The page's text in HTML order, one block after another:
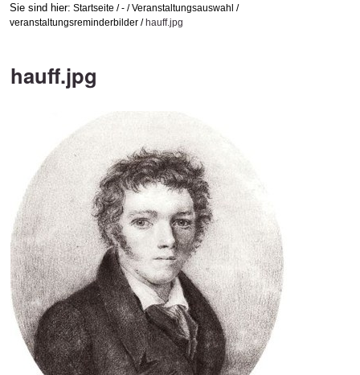
Sie sind hier: Startseite /- /Veranstaltungsauswahl /
veranstaltungsreminderbilder /hauff.jpg
hauff.jpg